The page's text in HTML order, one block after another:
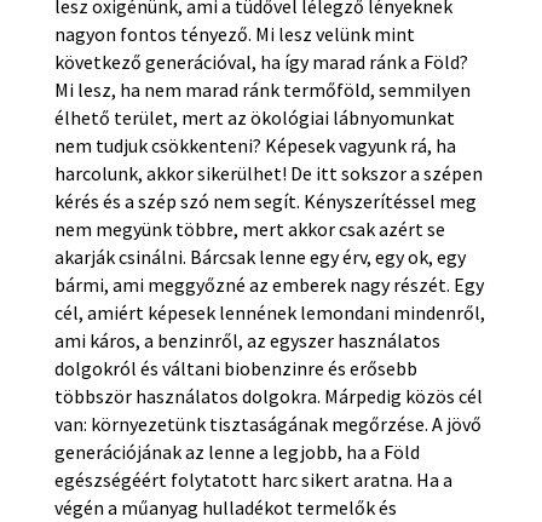
lesz oxigénünk, ami a tüdővel lélegző lényeknek
nagyon fontos tényező. Mi lesz velünk mint
következő generációval, ha így marad ránk a Föld?
Mi lesz, ha nem marad ránk termőföld, semmilyen
élhető terület, mert az ökológiai lábnyomunkat
nem tudjuk csökkenteni? Képesek vagyunk rá, ha
harcolunk, akkor sikerülhet! De itt sokszor a szépen
kérés és a szép szó nem segít. Kényszerítéssel meg
nem megyünk többre, mert akkor csak azért se
akarják csinálni. Bárcsak lenne egy érv, egy ok, egy
bármi, ami meggyőzné az emberek nagy részét. Egy
cél, amiért képesek lennének lemondani mindenről,
ami káros, a benzinről, az egyszer használatos
dolgokról és váltani biobenzinre és erősebb
többször használatos dolgokra. Márpedig közös cél
van: környezetünk tisztaságának megőrzése. A jövő
generációjának az lenne a legjobb, ha a Föld
egészségéért folytatott harc sikert aratna. Ha a
végén a műanyag hulladékot termelők és